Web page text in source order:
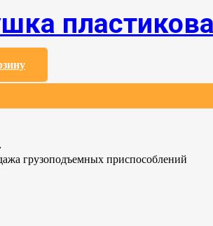
грузоподъемных приспособлений